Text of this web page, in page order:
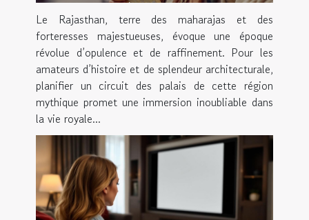
une expérience royale ?
Le Rajasthan, terre des maharajas et des
forteresses majestueuses, évoque une époque
révolue d’opulence et de raffinement. Pour les
amateurs d’histoire et de splendeur architecturale,
planifier un circuit des palais de cette région
mythique promet une immersion inoubliable dans
la vie royale...